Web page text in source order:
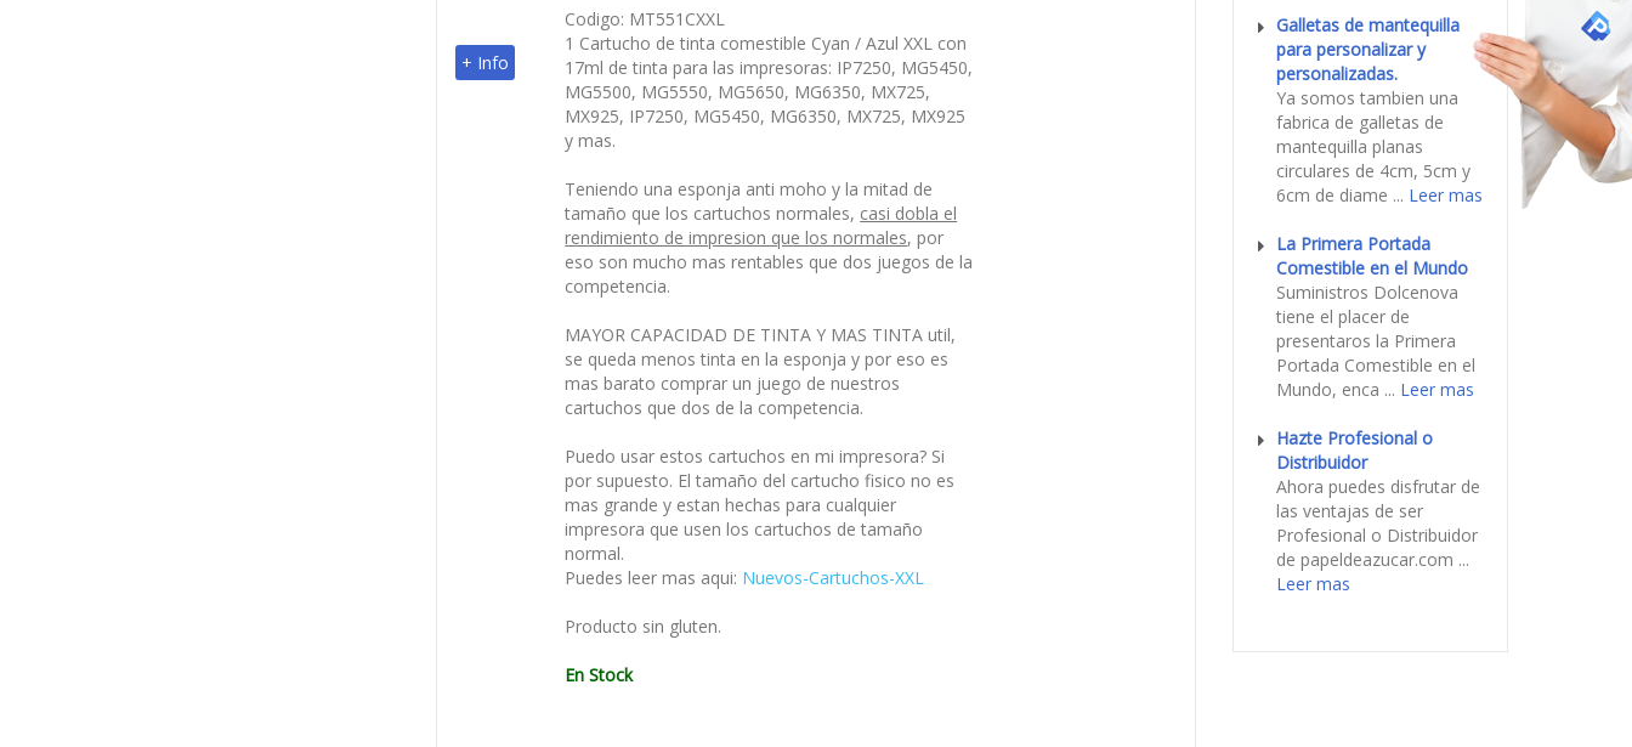
+ Info
Codigo: MT551CXXL
1 Cartucho de tinta comestible Cyan / Azul XXL con
17ml de tinta para las impresoras: IP7250, MG5450,
MG5500, MG5550, MG5650, MG6350, MX725,
MX925, IP7250, MG5450, MG6350, MX725, MX925
y mas.
Teniendo una esponja anti moho y la mitad de
tamaño que los cartuchos normales, casi dobla el
rendimiento de impresion que los normales, por
eso son mucho mas rentables que dos juegos de la
competencia.
MAYOR CAPACIDAD DE TINTA Y MAS TINTA util,
se queda menos tinta en la esponja y por eso es
mas barato comprar un juego de nuestros
cartuchos que dos de la competencia.
Puedo usar estos cartuchos en mi impresora? Si
por supuesto. El tamaño del cartucho fisico no es
mas grande y estan hechas para cualquier
impresora que usen los cartuchos de tamaño
normal.
Puedes leer mas aqui: Nuevos-Cartuchos-XXL
Producto sin gluten.
En Stock
Galletas de mantequilla
para personalizar y
personalizadas.
Ya somos tambien una
fabrica de galletas de
mantequilla planas
circulares de 4cm, 5cm y
6cm de diame ... Leer mas
La Primera Portada
Comestible en el Mundo
Suministros Dolcenova
tiene el placer de
presentaros la Primera
Portada Comestible en el
Mundo, enca ... Leer mas
Hazte Profesional o
Distribuidor
Ahora puedes disfrutar de
las ventajas de ser
Profesional o Distribuidor
de papeldeazucar.com ...
Leer mas